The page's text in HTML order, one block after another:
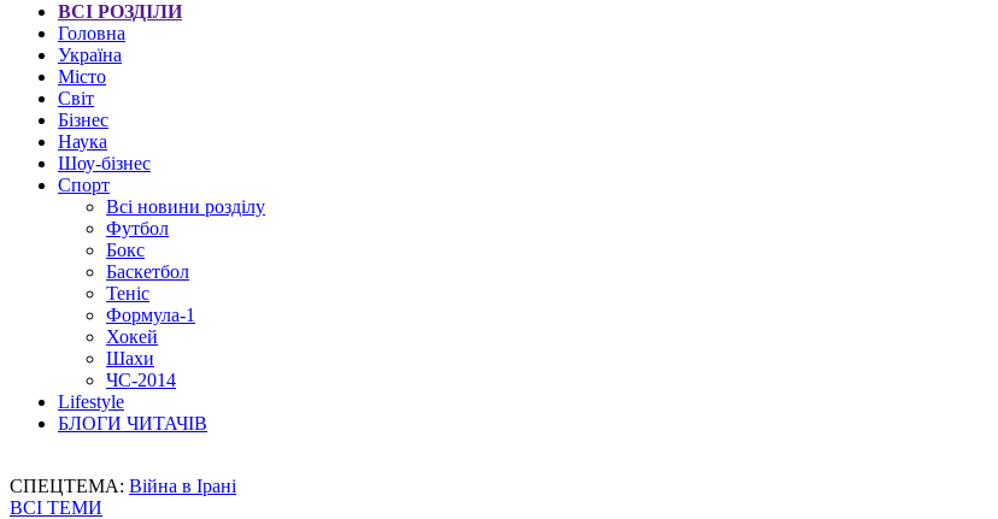
ВСІ РОЗДІЛИ
Головна
Україна
Місто
Світ
Бізнес
Наука
Шоу-бізнес
Спорт
Всі новини розділу
Футбол
Бокс
Баскетбол
Теніс
Формула-1
Хокей
Шахи
ЧС-2014
Lifestyle
БЛОГИ ЧИТАЧІВ
СПЕЦТЕМА: Війна в Ірані
ВСІ ТЕМИ